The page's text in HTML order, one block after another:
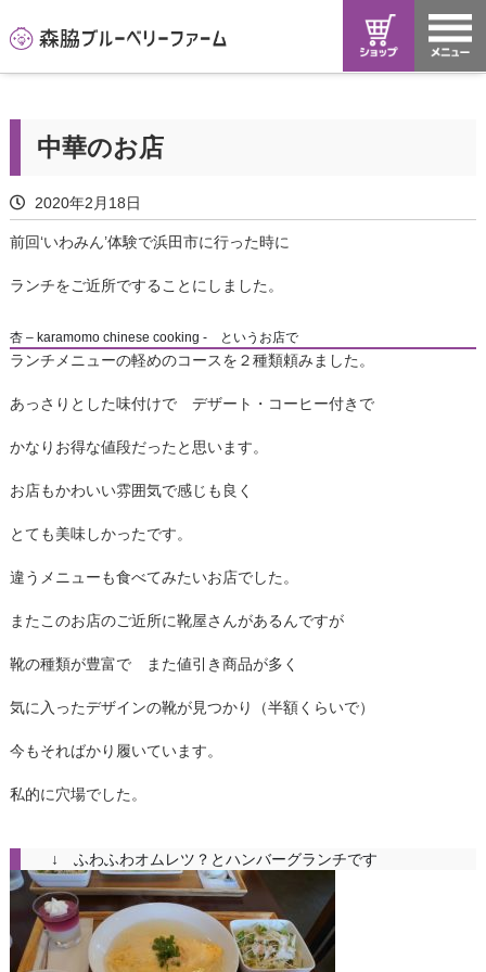
中華のお店
2020年2月18日
前回‘いわみん’体験で浜田市に行った時に
ランチをご近所ですることにしました。
杏 – karamomo chinese cooking - というお店で
ランチメニューの軽めのコースを２種類頼みました。
あっさりとした味付けで デザート・コーヒー付きで
かなりお得な値段だったと思います。
お店もかわいい雰囲気で感じも良く
とても美味しかったです。
違うメニューも食べてみたいお店でした。
またこのお店のご近所に靴屋さんがあるんですが
靴の種類が豊富で また値引き商品が多く
気に入ったデザインの靴が見つかり（半額くらいで）
今もそればかり履いています。
私的に穴場でした。
↓ ふわふわオムレツ？とハンバーグランチです